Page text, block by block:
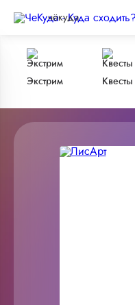
чёкуда
Экстрим Квесты